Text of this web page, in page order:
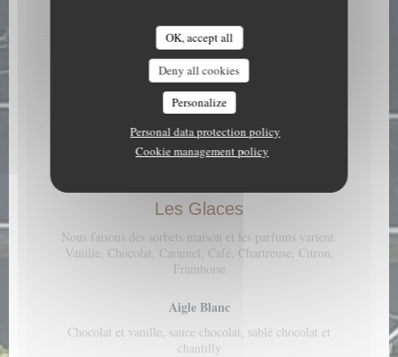
OK, accept all
Deny all cookies
Personalize
Personal data protection policy
Cookie management policy
Faisselle nature 100g
Allergens list
6,00 EUR
Assiette de fromages affinés
Les Glaces
Nous faisons des sorbets maison et les parfums varient.
Vanille, Chocolat, Caramel, Café, Chartreuse, Citron,
Framboise
Aigle Blanc
Chocolat et vanille, sauce chocolat, sablé chocolat et
chantilly